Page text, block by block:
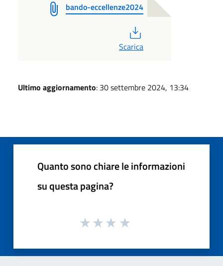
bando-eccellenze2024
Scarica
Ultimo aggiornamento: 30 settembre 2024, 13:34
Quanto sono chiare le informazioni
su questa pagina?